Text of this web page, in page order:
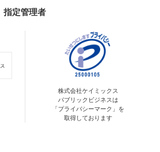
指定管理者
株式会社ケイミックス
パブリックビジネスは
「プライバシーマーク」を
取得しております